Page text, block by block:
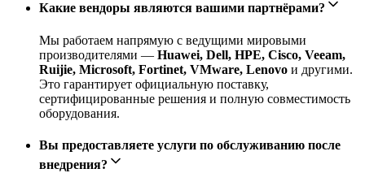
Какие вендоры являются вашими партнёрами?
Мы работаем напрямую с ведущими мировыми
производителями — Huawei, Dell, HPE, Cisco, Veeam,
Ruijie, Microsoft, Fortinet, VMware, Lenovo и другими.
Это гарантирует официальную поставку,
сертифицированные решения и полную совместимость
оборудования.
Вы предоставляете услуги по обслуживанию после
внедрения?